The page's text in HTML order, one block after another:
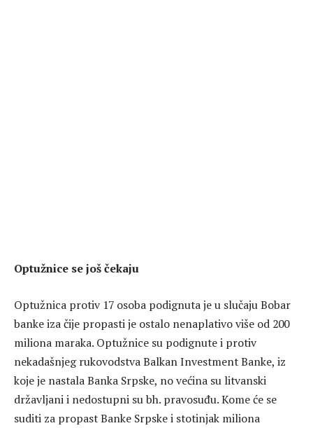
Optužnice se još čekaju
Optužnica protiv 17 osoba podignuta je u slučaju Bobar
banke iza čije propasti je ostalo nenaplativo više od 200
miliona maraka. Optužnice su podignute i protiv
nekadašnjeg rukovodstva Balkan Investment Banke, iz
koje je nastala Banka Srpske, no većina su litvanski
državljani i nedostupni su bh. pravosuđu. Kome će se
suditi za propast Banke Srpske i stotinjak miliona